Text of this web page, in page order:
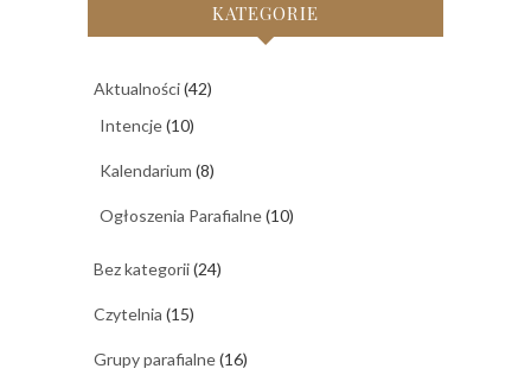
KATEGORIE
Aktualności(42)
Intencje(10)
Kalendarium (8)
Ogłoszenia Parafialne(10)
Bez kategorii(24)
Czytelnia (15)
Grupy parafialne(16)